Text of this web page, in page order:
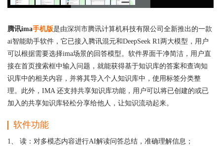
腾讯ima手机版是由深圳市腾讯计算机科技有限公司全新推出的一款
ai智能助手软件，它已接入腾讯混元和DeepSeek R1两大模型，用户
可以根据需要选择ima场景的回答模型。软件界面干净简洁，用户直
接在首页搜索框中输入问题，就能获得基于知识库的答案和查询知
识库中的相关内容，并将其导入个人知识库中，使用标签分类整
理。此外，IMA 还支持共享知识库功能，用户可以将已创建的或已
加入的共享知识库轻松分享给他人，让知识流动起来。
软件功能
1、 读：对多模态内容进行AI解读问答总结，准确理解信息；